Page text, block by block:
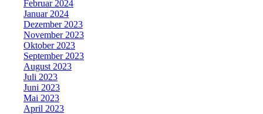
Februar 2024
Januar 2024
Dezember 2023
November 2023
Oktober 2023
September 2023
August 2023
Juli 2023
Juni 2023
Mai 2023
April 2023